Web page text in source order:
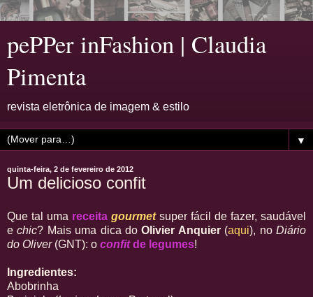
pePPer inFashion | Claudia
Pimenta
revista eletrônica de imagem & estilo
▼
quinta-feira, 2 de fevereiro de 2012
Um delicioso confit
Que tal uma receita gourmet super fácil de fazer, saudável
echic? Mais uma dica doOlivier Anquier (aqui), noDiário
do Oliver (GNT): o confitde legumes!
Ingredientes:
Abobrinha